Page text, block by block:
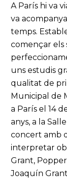
A París hi va
va
temps.
començar els
uns estudis
qualitat de
Municipal de
a París el 14
anys, a la
concert amb
interpretar
Grant,
Joaquín